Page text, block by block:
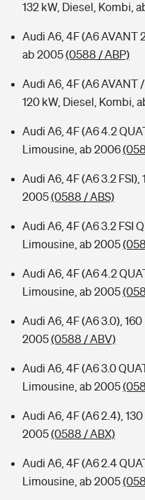
132 kW, Diesel, Kombi,
Audi A6, 4F (A6 AVANT
ab 2005(0588 / ABP)
Audi A6, 4F (A6 AVANT
120 kW, Diesel, Kombi,
Audi A6, 4F (A6 4.2
Limousine, ab 2006
Audi A6, 4F (A6 3.2
2005(0588 / ABS)
Audi A6, 4F (A6 3.2 FSI
Limousine, ab 2005
Audi A6, 4F (A6 4.2
Limousine, ab 2005
Audi A6, 4F (A6 3.0),
2005(0588 / ABV)
Audi A6, 4F (A6 3.0
Limousine, ab 2005
Audi A6, 4F (A6 2.4),
2005(0588 / ABX)
Audi A6, 4F (A6 2.4
Limousine, ab 2005